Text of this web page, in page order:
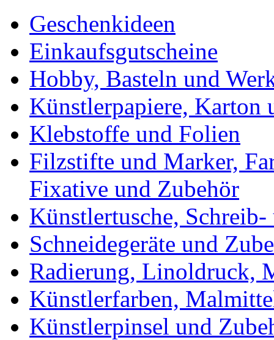
Geschenkideen
Einkaufsgutscheine
Hobby, Basteln und
Künstlerpapiere, Karton
Klebstoffe und Folien
Filzstifte und Marker,
Fixative und Zubehör
Künstlertusche,
Schneidegeräte und
Radierung, Linoldruck,
Künstlerfarben,
Künstlerpinsel und